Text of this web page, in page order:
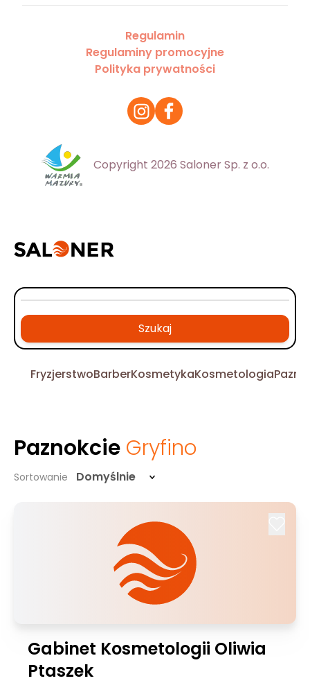
Regulamin
Regulaminy promocyjne
Polityka prywatności
Copyright 2026 Saloner Sp. z o.o.
Szukaj
FryzjerstwoBarberKosmetykaKosmetologia
Paznokcie Gryfino
Sortowanie Domyślnie
Gabinet Kosmetologii Oliwia
Ptaszek